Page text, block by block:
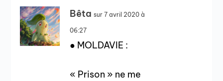
Bêta sur 7 avril 2020 à
06:27
● MOLDAVIE :
« Prison » ne me